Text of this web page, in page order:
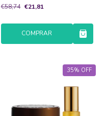
€58,74 €21,81
COMPRAR
35% OFF